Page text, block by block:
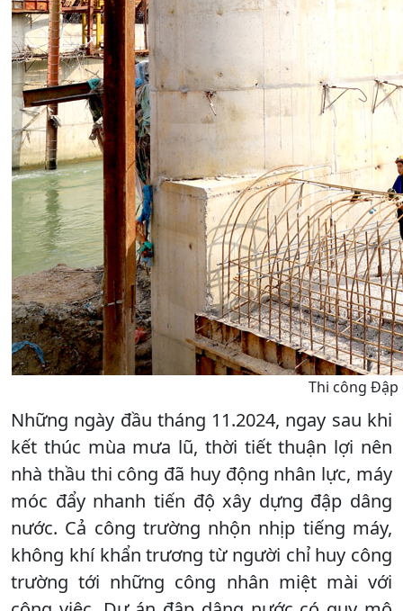
Thi công
Những ngày đầu tháng 11.2024, ngay sau khi
kết thúc mùa mưa lũ, thời tiết thuận lợi nên
nhà thầu thi công đã huy động nhân lực, máy
móc đẩy nhanh tiến độ xây dựng đập dâng
nước. Cả công trường nhộn nhịp tiếng máy,
không khí khẩn trương từ người chỉ huy công
trường tới những công nhân miệt mài với